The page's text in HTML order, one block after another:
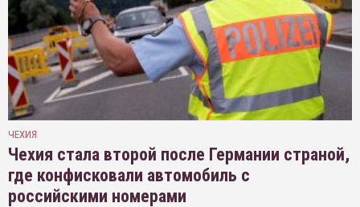
ЧЕХИЯ
Чехия стала второй после Германии страной,
где конфисковали автомобиль с
российскими номерами